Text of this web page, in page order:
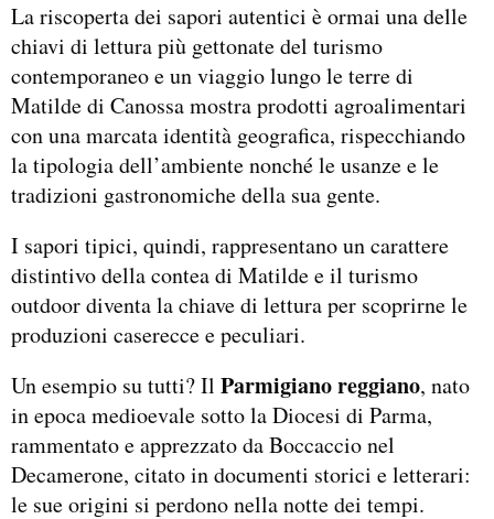
La riscoperta dei sapori autentici è ormai una delle
chiavi di lettura più gettonate del turismo
contemporaneo e un viaggio lungo le terre di
Matilde di Canossa mostra prodotti agroalimentari
con una marcata identità geografica, rispecchiando
la tipologia dell’ambiente nonché le usanze e le
tradizioni gastronomiche della sua gente.
I sapori tipici, quindi, rappresentano un carattere
distintivo della contea di Matilde e il turismo
outdoor diventa la chiave di lettura per scoprirne le
produzioni caserecce e peculiari.
Un esempio su tutti? Il Parmigiano reggiano, nato
in epoca medioevale sotto la Diocesi di Parma,
rammentato e apprezzato da Boccaccio nel
Decamerone, citato in documenti storici e letterari:
le sue origini si perdono nella notte dei tempi.